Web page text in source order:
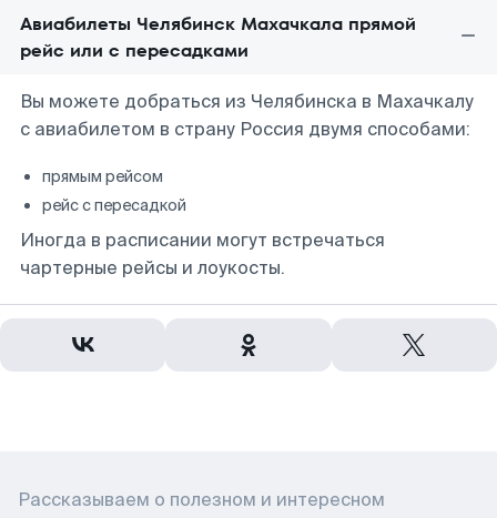
Авиабилеты Челябинск Махачкала прямой
рейс или с пересадками
Вы можете добраться из Челябинска в Махачкалу
с авиабилетом в страну Россия двумя способами:
прямым рейсом
рейс с пересадкой
Иногда в расписании могут встречаться
чартерные рейсы и лоукосты.
Рассказываем о полезном и интересном